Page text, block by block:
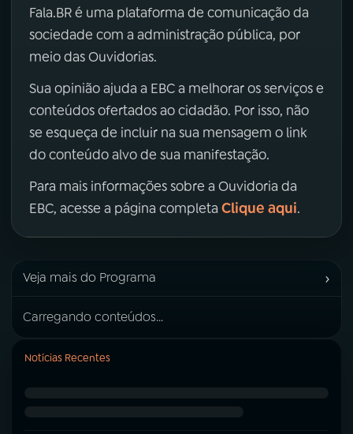
Fala.BR é uma plataforma de comunicação da
sociedade com a administração pública, por
meio das Ouvidorias.
Sua opinião ajuda a EBC a melhorar os serviços e
conteúdos ofertados ao cidadão. Por isso, não
se esqueça de incluir na sua mensagem o link
do conteúdo alvo de sua manifestação.
Para mais informações sobre a Ouvidoria da
EBC, acesse a página completa Clique aqui.
Veja mais do Programa ›
Carregando conteúdos...
Notícias Recentes